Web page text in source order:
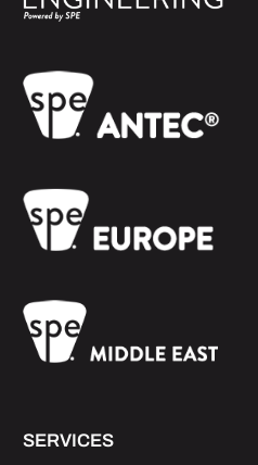
SERVICES